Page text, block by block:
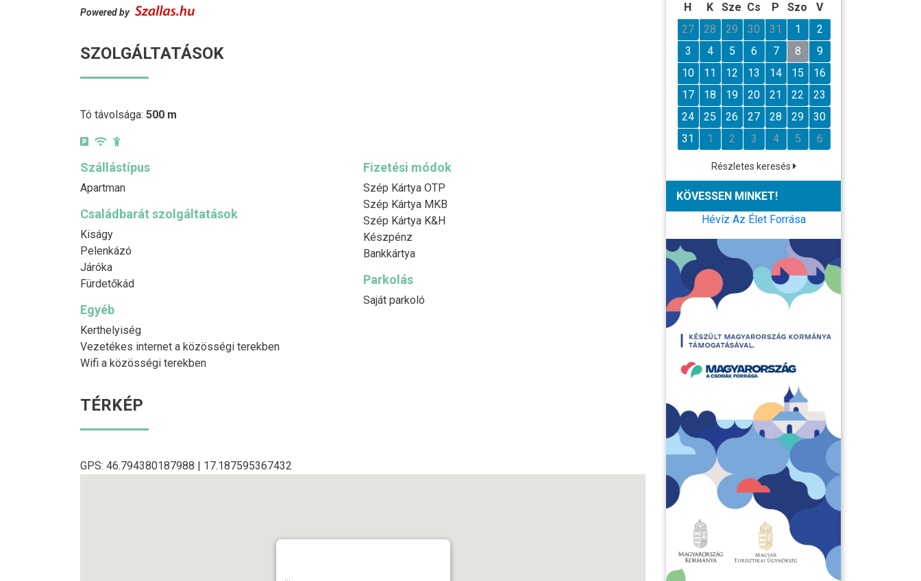
Powered by
SZOLGÁLTATÁSOK
Tó távolsága: 500 m
Szállástípus
Apartman
Fizetési módok
Szép Kártya OTP
Szép Kártya MKB
Szép Kártya K&H
Készpénz
Bankkártya
Családbarát szolgáltatások
Kiságy
Pelenkázó
Járóka
Fürdetőkád
Parkolás
Saját parkoló
Egyéb
Kerthelyiség
Vezetékes internet a közösségi terekben
Wifi a közösségi terekben
TÉRKÉP
GPS: 46.794380187988 | 17.187595367432
H
K Sze Cs P Szo
V
27
28 29 30 31 1
2
3
4 5 6 7 8
9
10
11 12 13 14 15
16
17
18 19 20 21 22
23
24
25 26 27 28 29
30
31
1 2 3 4 5 6
Részletes keresés
KÖVESSEN MINKET!
Hévíz Az Élet Forrása